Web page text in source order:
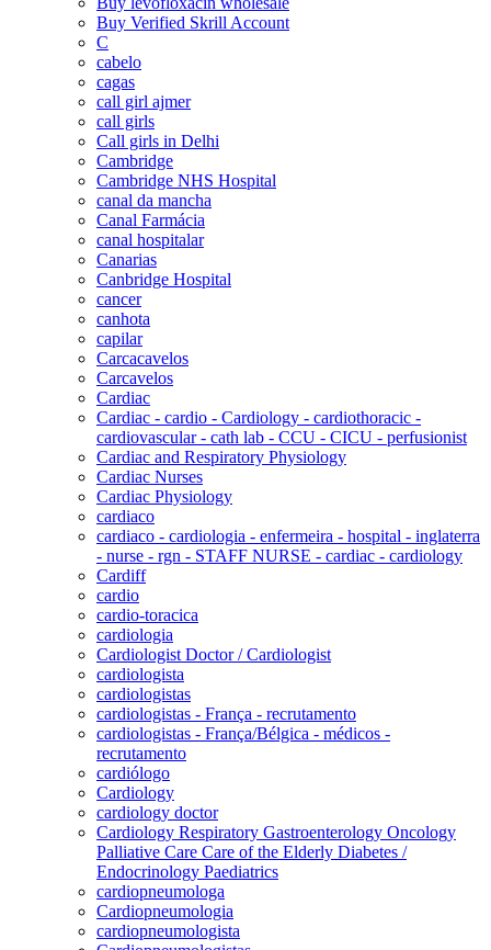
Buy Verified Skrill Account
C
cabelo
cagas
call girl ajmer
call girls
Call girls in Delhi
Cambridge
Cambridge NHS Hospital
canal da mancha
Canal Farmácia
canal hospitalar
Canarias
Canbridge Hospital
cancer
canhota
capilar
Carcacavelos
Carcavelos
Cardiac
Cardiac - cardio - Cardiology - cardiothoracic -
cardiovascular - cath lab - CCU - CICU - perfusionist
Cardiac and Respiratory Physiology
Cardiac Nurses
Cardiac Physiology
cardiaco
cardiaco - cardiologia - enfermeira - hospital - inglaterra
- nurse - rgn - STAFF NURSE - cardiac - cardiology
Cardiff
cardio
cardio-toracica
cardiologia
Cardiologist Doctor / Cardiologist
cardiologista
cardiologistas
cardiologistas - França - recrutamento
cardiologistas - França/Bélgica - médicos -
recrutamento
cardiólogo
Cardiology
cardiology doctor
Cardiology Respiratory Gastroenterology Oncology
Palliative Care Care of the Elderly Diabetes /
Endocrinology Paediatrics
cardiopneumologa
Cardiopneumologia
cardiopneumologista